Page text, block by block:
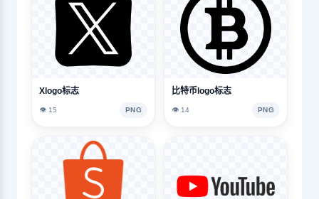
Xlogo标志
👁️ 15 PNG
比特币logo标志
👁️ 14 PNG